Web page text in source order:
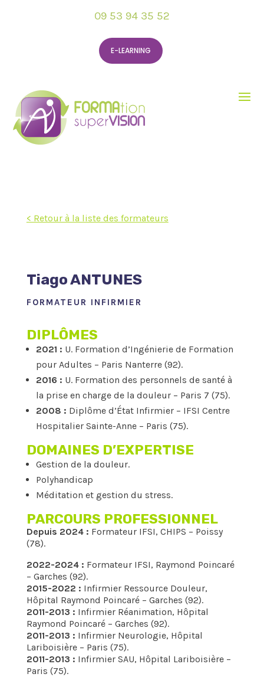
09 53 94 35 52
E-LEARNING
< Retour à la liste des formateurs
Tiago ANTUNES
FORMATEUR INFIRMIER
DIPLÔMES
2021 : U. Formation d’Ingénierie de Formation
pour Adultes – Paris Nanterre (92).
2016 : U. Formation des personnels de santé à
la prise en charge de la douleur – Paris 7 (75).
2008 : Diplôme d’État Infirmier – IFSI Centre
Hospitalier Sainte-Anne – Paris (75).
DOMAINES D’EXPERTISE
Gestion de la douleur.
Polyhandicap
Méditation et gestion du stress.
PARCOURS PROFESSIONNEL
Depuis 2024 : Formateur IFSI, CHIPS – Poissy
(78).
2022-2024 : Formateur IFSI, Raymond Poincaré
– Garches (92).
2015-2022 : Infirmier Ressource Douleur,
Hôpital Raymond Poincaré – Garches (92).
2011-2013 : Infirmier Réanimation, Hôpital
Raymond Poincaré – Garches (92).
2011-2013 : Infirmier Neurologie, Hôpital
Lariboisière – Paris (75).
2011-2013 : Infirmier SAU, Hôpital Lariboisière –
Paris (75).